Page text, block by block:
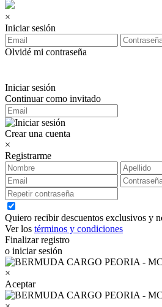
×
Iniciar sesión
Olvidé mi contraseña
Iniciar sesión
Continuar como invitado
Crear una cuenta
×
Registrarme
Quiero recibir descuentos exclusivos y
Ver los términos y condiciones
Finalizar registro
o iniciar sesión
×
Aceptar